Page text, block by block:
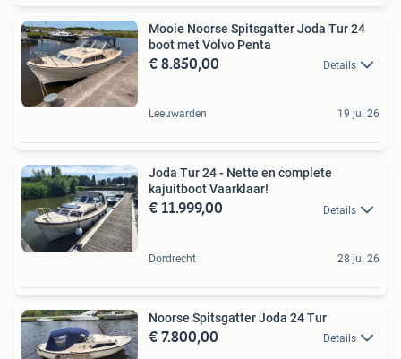
Mooie Noorse Spitsgatter Joda Tur 24
boot met Volvo Penta
€ 8.850,00 Details
Leeuwarden 19 jul 26
Joda Tur 24 - Nette en complete
kajuitboot Vaarklaar!
€ 11.999,00 Details
Dordrecht 28 jul 26
Noorse Spitsgatter Joda 24 Tur
€ 7.800,00 Details